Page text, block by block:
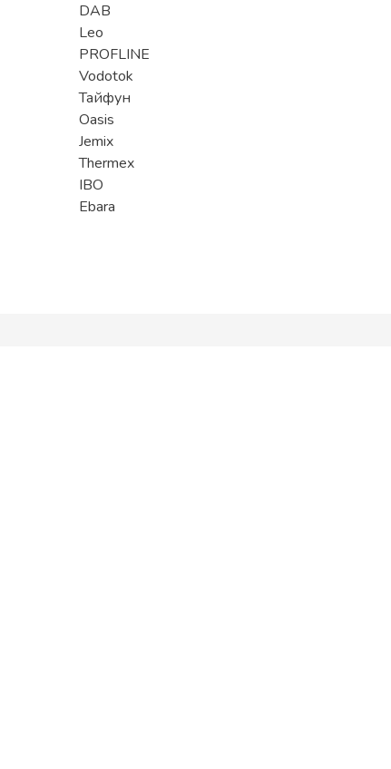
DAB
Leo
PROFLINE
Vodotok
Тайфун
Oasis
Jemix
Thermex
IBO
Ebara